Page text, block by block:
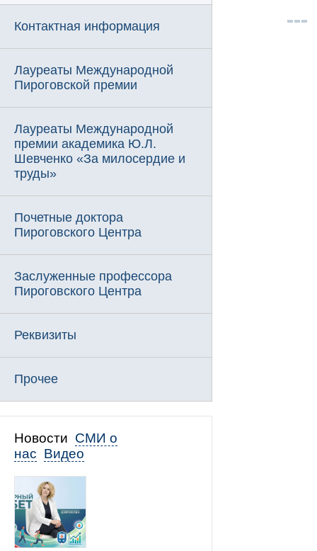
Контактная информация
Лауреаты Международной
Пироговской премии
Лауреаты Международной
премии академика Ю.Л.
Шевченко «За милосердие и
труды»
Почетные доктора
Пироговского Центра
Заслуженные профессора
Пироговского Центра
Реквизиты
Прочее
Новости СМИ о
нас Видео